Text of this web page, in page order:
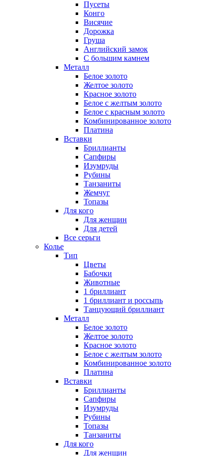
Пусеты
Конго
Висячие
Дорожка
Груша
Английский замок
С большим камнем
Металл
Белое золото
Желтое золото
Красное золото
Белое с желтым золото
Белое с красным золото
Комбинированное золото
Платина
Вставки
Бриллианты
Сапфиры
Изумруды
Рубины
Танзаниты
Жемчуг
Топазы
Для кого
Для женщин
Для детей
Все серьги
Колье
Тип
Цветы
Бабочки
Животные
1 бриллиант
1 бриллиант и россыпь
Танцующий бриллиант
Металл
Белое золото
Желтое золото
Красное золото
Белое с желтым золото
Комбинированное золото
Платина
Вставки
Бриллианты
Сапфиры
Изумруды
Рубины
Топазы
Танзаниты
Для кого
Для женщин